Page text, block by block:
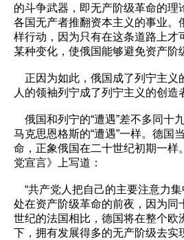
的斗争武器，即无产阶级革命的理
各国无产者推翻资本主义的事业。
样行动，因为只有在这条道路上才
某种变化，使俄国能够避免资产
正因为如此，俄国成了列宁主义
人的领袖列宁成了列宁主义的创
俄国和列宁的“遭遇”差不多同十
马克思恩格斯的“遭遇”一样。德国
命，正象俄国在二十世纪初期一样
党宣言》上写道：
“共产党人把自己的主要注意力
处在资产阶级革命的前夜，因为同
世纪的法国相比，德国将在整个欧
下，拥有发展得多的无产阶级去实